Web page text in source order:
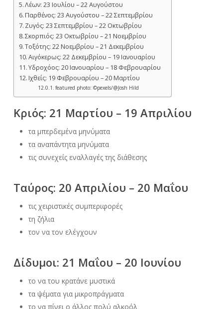
Λέων: 23 Ιουλίου – 22 Αυγούστου
Παρθένος: 23 Αυγούστου – 22 Σεπτεμβρίου
Ζυγός: 23 Σεπτεμβρίου – 22 Οκτωβρίου
Σκορπιός: 23 Οκτωβρίου – 21 Νοεμβρίου
Τοξότης: 22 Νοεμβρίου – 21 Δεκεμβρίου
Αιγόκερως: 22 Δεκεμβρίου – 19 Ιανουαρίου
Υδροχόος: 20 Ιανουαρίου – 18 Φεβρουαρίου
Ιχθείς: 19 Φεβρουαρίου – 20 Μαρτίου
featured photo: ©pexels/@Josh Hild
Κριός: 21 Μαρτίου – 19 Απριλίου
τα μπερδεμένα μηνύματα
τα αναπάντητα μηνύματα
τις συνεχείς εναλλαγές της διάθεσης
Ταύρος: 20 Απριλίου – 20 Μαΐου
τις χειριστικές συμπεριφορές
τη ζήλια
τον να τον ελέγχουν
Δίδυμοι: 21 Μαΐου – 20 Ιουνίου
το να του κρατάνε μυστικά
τα ψέματα για μικροπράγματα
το να πίνει ο άλλος πολύ αλκοόλ